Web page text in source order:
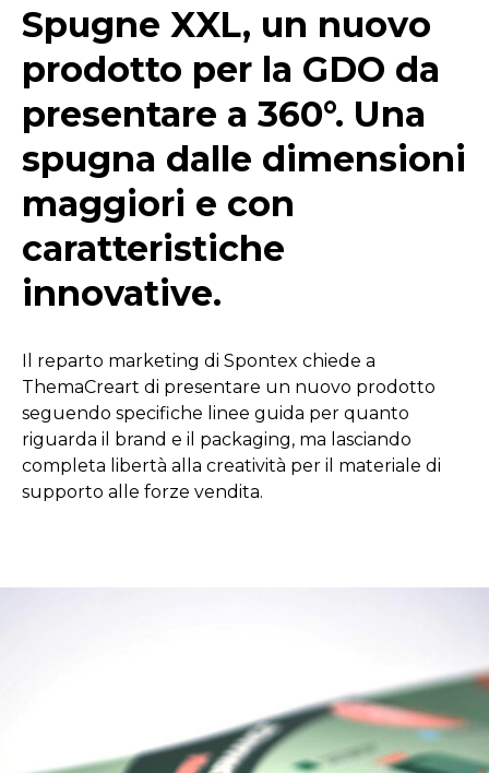
Spugne XXL, un nuovo
prodotto per la GDO da
presentare a 360°. Una
spugna dalle dimensioni
maggiori e con
caratteristiche
innovative.
Il reparto marketing di Spontex chiede a
ThemaCreart di presentare un nuovo prodotto
seguendo specifiche linee guida per quanto
riguarda il brand e il packaging, ma lasciando
completa libertà alla creatività per il materiale di
supporto alle forze vendita.